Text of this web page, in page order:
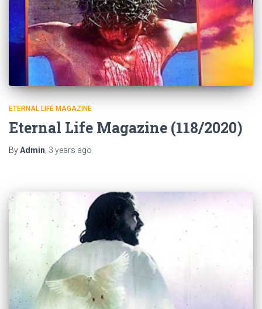
ETERNAL LIFE MAGAZINE
Eternal Life Magazine (118/2020)
ByAdmin 3 years ago